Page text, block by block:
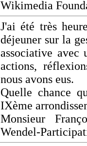
Wikimedia
J'ai été très
déjeuner sur la
associative avec
actions,
nous avons eus.
Quelle chance
IXème
Monsieur
Wendel-